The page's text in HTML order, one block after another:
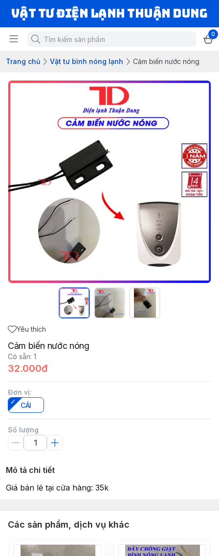
VẬT TƯ ĐIỆN LẠNH THUẬN DUNG
0
Trang chủ Vật tư bình nóng lạnh Cảm biến nước nóng
Yêu thích
Cảm biến nước nóng
Có sẵn: 1
32.000đ
Đơn vị:
CÁI
Số lượng
Mô tả chi tiết
Giá bán lẻ tại cửa hàng: 35k
Các sản phẩm, dịch vụ khác